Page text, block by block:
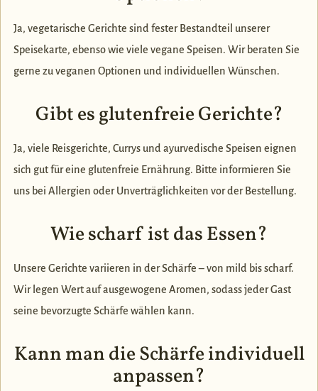
Ja, vegetarische Gerichte sind fester Bestandteil unserer
Speisekarte, ebenso wie viele vegane Speisen. Wir beraten Sie
gerne zu veganen Optionen und individuellen Wünschen.
Gibt es glutenfreie Gerichte?
Ja, viele Reisgerichte, Currys und ayurvedische Speisen eignen
sich gut für eine glutenfreie Ernährung. Bitte informieren Sie
uns bei Allergien oder Unverträglichkeiten vor der Bestellung.
Wie scharf ist das Essen?
Unsere Gerichte variieren in der Schärfe – von mild bis scharf.
Wir legen Wert auf ausgewogene Aromen, sodass jeder Gast
seine bevorzugte Schärfe wählen kann.
Kann man die Schärfe individuell
anpassen?